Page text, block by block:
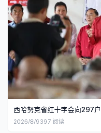
西哈努克省红十字会向297
2026/8/9397 阅读